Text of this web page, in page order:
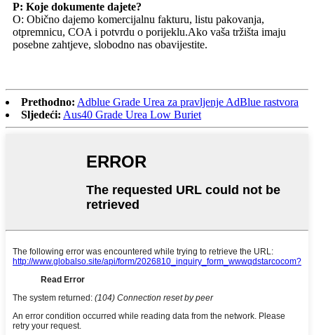
P: Koje dokumente dajete?
O: Obično dajemo komercijalnu fakturu, listu pakovanja,
otpremnicu, COA i potvrdu o porijeklu.Ako vaša tržišta imaju
posebne zahtjeve, slobodno nas obavijestite.
Prethodno: Adblue Grade Urea za pravljenje AdBlue rastvora
Sljedeći: Aus40 Grade Urea Low Buriet